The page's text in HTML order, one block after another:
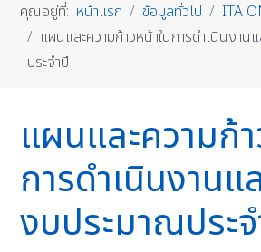
คุณอยู่ที่: หน้าแรก ข้อมูลทั่วไป
ITA
แผนและความก้าวหน้าในการดำเนินงาน
ประจำปี
แผนและความก้
การดำเนินงานแ
งบประมาณประ